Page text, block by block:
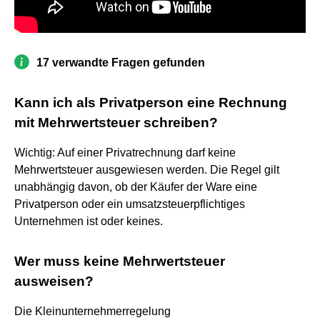
17 verwandte Fragen gefunden
Kann ich als Privatperson eine Rechnung
mit Mehrwertsteuer schreiben?
Wichtig: Auf einer Privatrechnung darf keine
Mehrwertsteuer ausgewiesen werden. Die Regel gilt
unabhängig davon, ob der Käufer der Ware eine
Privatperson oder ein umsatzsteuerpflichtiges
Unternehmen ist oder keines.
Wer muss keine Mehrwertsteuer
ausweisen?
Die Kleinunternehmerregelung